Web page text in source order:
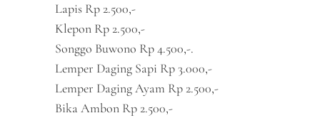
Lapis Rp 2.500,-
Klepon Rp 2.500,-
Songgo Buwono Rp 4.500,-.
Lemper Daging Sapi Rp 3.000,-
Lemper Daging Ayam Rp 2.500,-
Bika Ambon Rp 2.500,-